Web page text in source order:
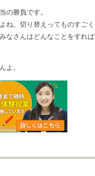
の勝負です。
ね。切り替えってものすごく
なさんはどんなことをすれば
よ。